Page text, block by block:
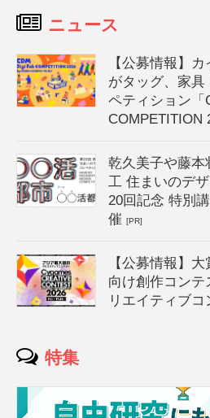
ニュース
【公募情報】
がタッグ、家具
ペティション「
COMPETITION
乾久美子や藤本
工 住まいのデ
20回記念 特別
催[PR]
【公募情報】
向け創作コンテ
リエイティブ
特集